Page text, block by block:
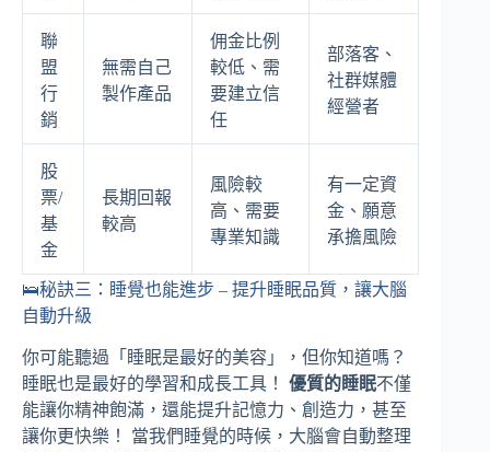
聯
盟
行
銷
無需自己
製作產品
佣金比例
較低、需
要建立信
任
部落客、
社群媒體
經營者
股
票/
基
金
長期回報
較高
風險較
高、需要
專業知識
有一定資
金、願意
承擔風險
🛌秘訣三：睡覺也能進步 – 提升睡眠品質，讓大腦
自動升級
你可能聽過「睡眠是最好的美容」，但你知道嗎？
睡眠也是最好的學習和成長工具！ 優質的睡眠不僅
能讓你精神飽滿，還能提升記憶力、創造力，甚至
讓你更快樂！ 當我們睡覺的時候，大腦會自動整理